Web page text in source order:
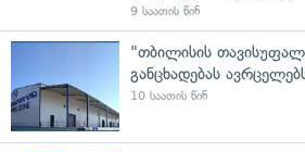
9 საათის წინ
"თბილისის
განცხადებას
10 საათის წინ